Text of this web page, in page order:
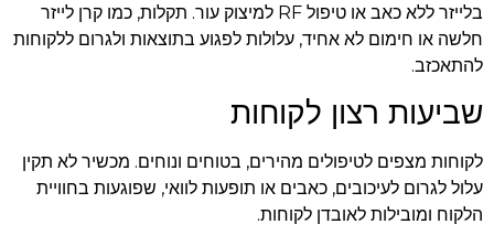
בלייזר ללא כאב או טיפול RF למיצוק עור. תקלות, כמו קרן לייזר
חלשה או חימום לא אחיד, עלולות לפגוע בתוצאות ולגרום ללקוחות
להתאכזב.
שביעות רצון לקוחות
לקוחות מצפים לטיפולים מהירים, בטוחים ונוחים. מכשיר לא תקין
עלול לגרום לעיכובים, כאבים או תופעות לוואי, שפוגעות בחוויית
הלקוח ומובילות לאובדן לקוחות.